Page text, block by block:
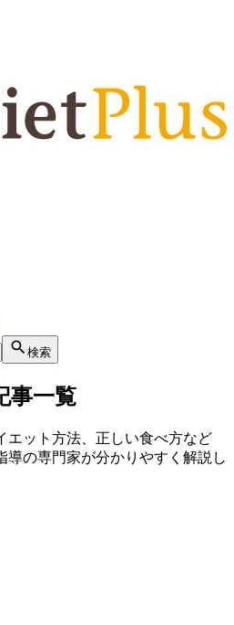
検索
事一覧
エット方法、正しい食べ方など
導の専門家が分かりやすく解説し